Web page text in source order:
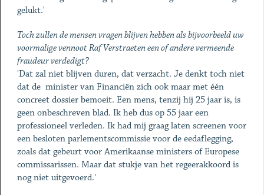
gelukt.'
Toch zullen de mensen vragen blijven hebben als bijvoorbeeld uw
voormalige vennoot Raf Verstraeten een of andere vermeende
fraudeur verdedigt?
'Dat zal niet blijven duren, dat verzacht. Je denkt toch niet
dat de minister van Financiën zich ook maar met één
concreet dossier bemoeit. Een mens, tenzij hij 25 jaar is, is
geen onbeschreven blad. Ik heb dus op 55 jaar een
professioneel verleden. Ik had mij graag laten screenen voor
een besloten parlementscommissie voor de eedaflegging,
zoals dat gebeurt voor Amerikaanse ministers of Europese
commissarissen. Maar dat stukje van het regeerakkoord is
nog niet uitgevoerd.'